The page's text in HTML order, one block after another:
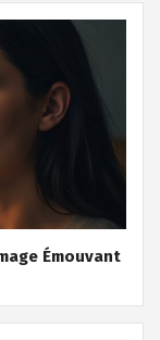
Émouvant